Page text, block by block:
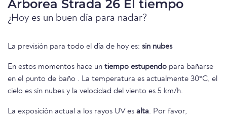
Arborea Strada 26 El tiempo
¿Hoy es un buen día para nadar?
La previsión para todo el día de hoy es: sin nubes
En estos momentos hace un tiempo estupendo para bañarse
en el punto de baño . La temperatura es actualmente 30°C, el
cielo es sin nubes y la velocidad del viento es 5 km/h.
La exposición actual a los rayos UV es alta. Por favor,